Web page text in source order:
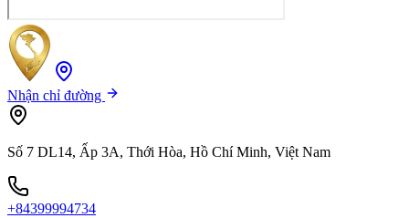
Nhận chỉ đường
Số 7 DL14, Ấp 3A, Thới Hòa, Hồ Chí Minh, Việt Nam
+84399994734